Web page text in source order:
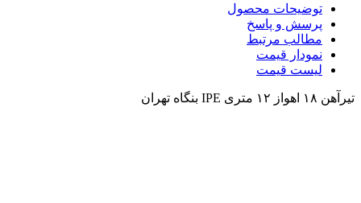
توضیحات محصول
پرسش و پاسخ
مطالب مرتبط
نمودار قیمت
لیست قیمت
تیرآهن ۱۸ اهواز ۱۲ متری IPE بنگاه تهران